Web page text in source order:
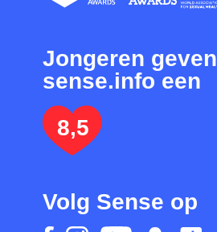
Jongeren geven
sense.info een
8,5
Volg Sense op